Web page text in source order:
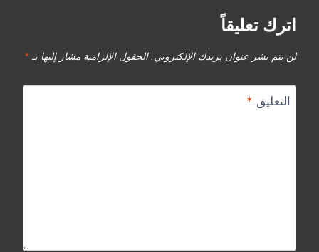
اترك تعليقاً
لن يتم نشر عنوان بريدك الإلكتروني. الحقول الإلزامية مشار إليها بـ *
التعليق *